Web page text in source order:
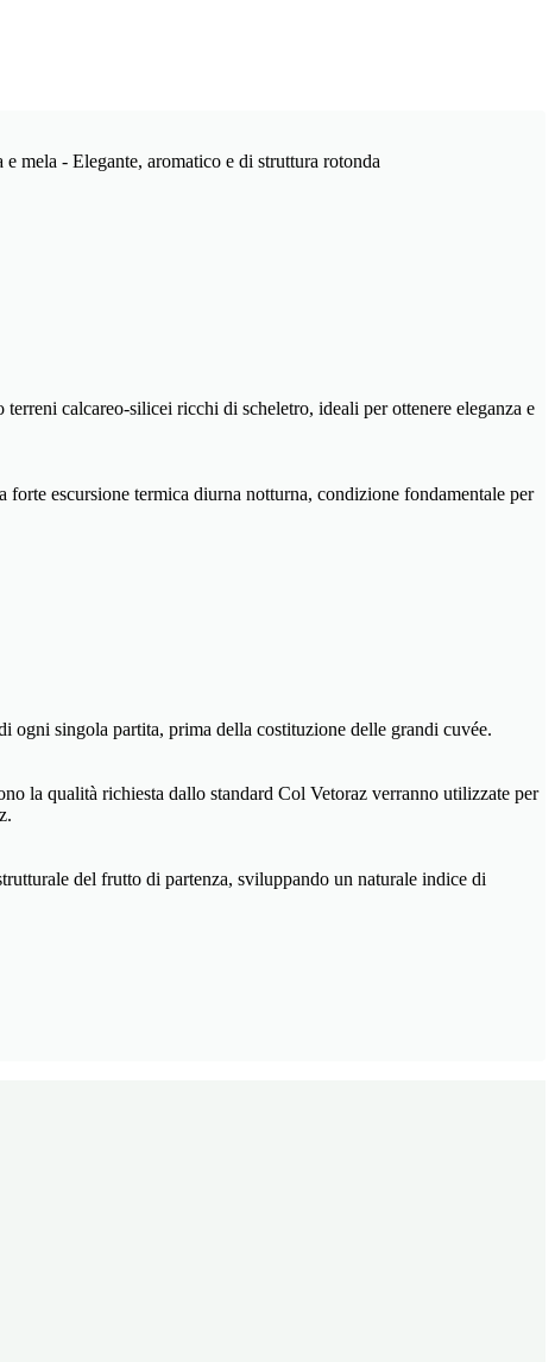
mela - Elegante, aromatico e di struttura rotonda
calcareo-silicei ricchi di scheletro, ideali per ottenere eleganza e
escursione termica diurna notturna, condizione fondamentale per
ogni singola partita, prima della costituzione delle grandi cuvée.
la qualità richiesta dallo standard Col Vetoraz verranno utilizzate per
del frutto di partenza, sviluppando un naturale indice di